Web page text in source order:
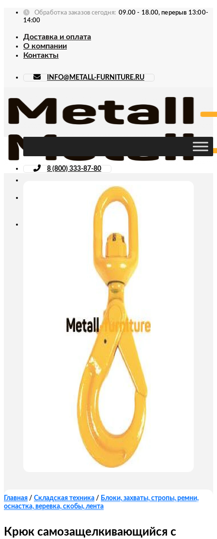
Skip
Обработка заказов сегодня: 09.00 - 18.00, перерыв 13:00-
14:00
Доставка и оплата
О компании
Контакты
INFO@METALL-FURNITURE.RU
8 (800) 333-87-80
Главная / Складская техника / Блоки, захваты, стропы, ремни,
оснастка, веревка, скобы, лента
Крюк самозащелкивающийся с